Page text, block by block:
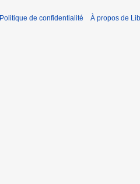
Politique de confidentialité À propos de